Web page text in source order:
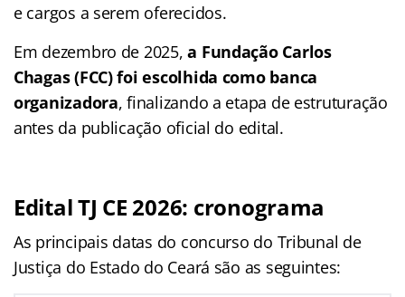
e cargos a serem oferecidos.
Em dezembro de 2025,a Fundação Carlos
Chagas (FCC) foi escolhida como banca
organizadora, finalizando a etapa de estruturação
antes da publicação oficial do edital.
Edital TJ CE 2026: cronograma
As principais datas do concurso do Tribunal de
Justiça do Estado do Ceará são as seguintes: